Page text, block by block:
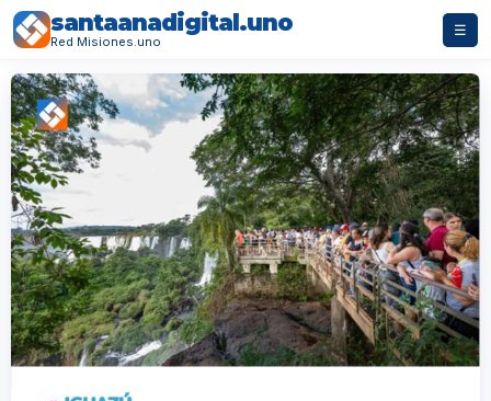
santaanadigital.uno
Red Misiones.uno
☰